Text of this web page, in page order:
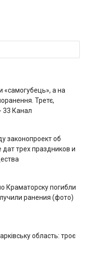
«самогубець», а на
Третє,
33 Канал
законопроект об
трех праздников и
Краматорску погибли
ранения (фото)
область: троє